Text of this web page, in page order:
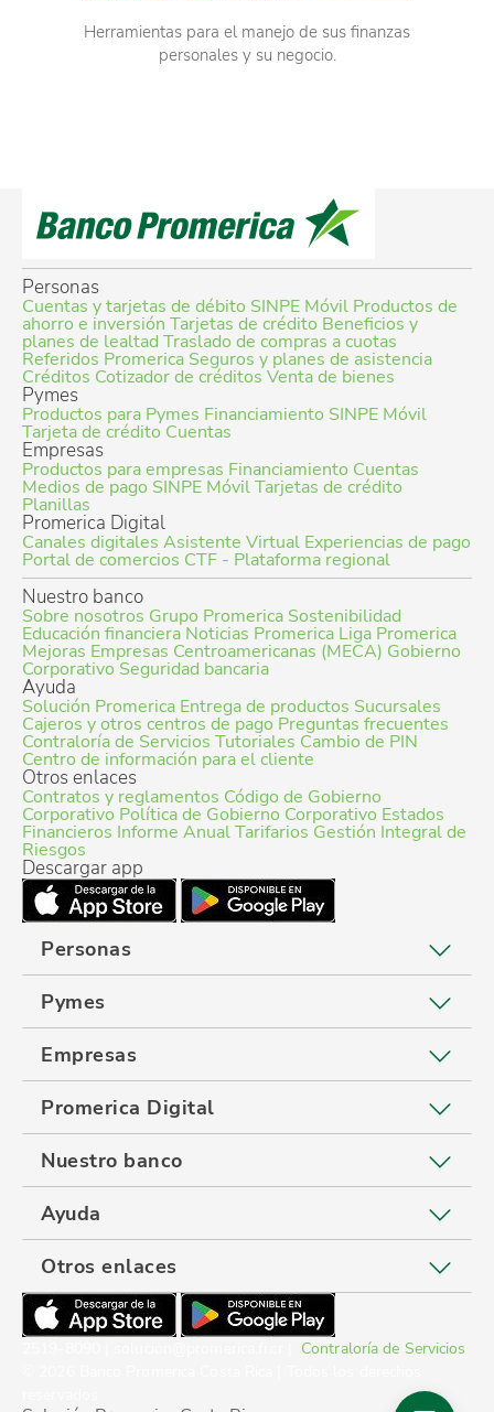
Herramientas para el manejo de sus finanzas
personales y su negocio.
Personas
Cuentas y tarjetas de débito SINPE Móvil Productos de
ahorro e inversión Tarjetas de crédito Beneficios y
planes de lealtad Traslado de compras a cuotas
Referidos Promerica Seguros y planes de asistencia
Créditos Cotizador de créditosVenta de bienes
Pymes
Productos para Pymes Financiamiento SINPE Móvil
Tarjeta de crédito Cuentas
Empresas
Productos para empresas Financiamiento Cuentas
Medios de pago SINPE MóvilTarjetas de crédito
Planillas
Promerica Digital
Canales digitales Asistente Virtual Experiencias de pago
Portal de comercios CTF - Plataforma regional
Nuestro banco
Sobre nosotros Grupo Promerica Sostenibilidad
Educación financiera Noticias Promerica Liga Promerica
Mejoras Empresas Centroamericanas (MECA) Gobierno
Corporativo Seguridad bancaria
Ayuda
Solución Promerica Entrega de productos Sucursales
Cajeros y otros centros de pago Preguntas frecuentes
Contraloría de Servicios Tutoriales Cambio de PIN
Centro de información para el cliente
Otros enlaces
Contratos y reglamentos Código de Gobierno
Corporativo Política de Gobierno Corporativo Estados
Financieros Informe AnualTarifarios Gestión Integral de
Riesgos
Descargar app
Personas
Pymes
Empresas
Promerica Digital
Nuestro banco
Ayuda
Otros enlaces
Contraloría de Servicios